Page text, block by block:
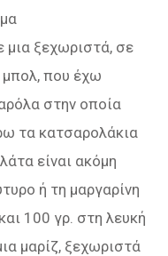
μια ξεχωριστά, σε
μπολ, που έχω
στην οποία
τα κατσαρολάκια
είναι ακόμη
ή τη μαργαρίνη
100 γρ. στη λευκή
μαρίζ, ξεχωριστά